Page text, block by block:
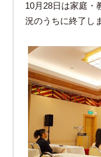
10月28日は家庭・
況のうちに終了し